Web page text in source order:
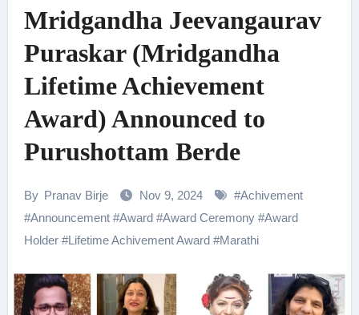
Mridgandha Jeevangaurav
Puraskar (Mridgandha
Lifetime Achievement
Award) Announced to
Purushottam Berde
By Pranav Birje Nov 9, 2024 #Achivement
#Announcement#Award#Award Ceremony#Award
Holder#Lifetime Achivement Award#Marathi